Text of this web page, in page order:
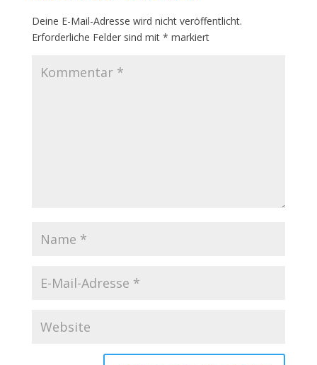
Deine E-Mail-Adresse wird nicht veröffentlicht.
Erforderliche Felder sind mit * markiert